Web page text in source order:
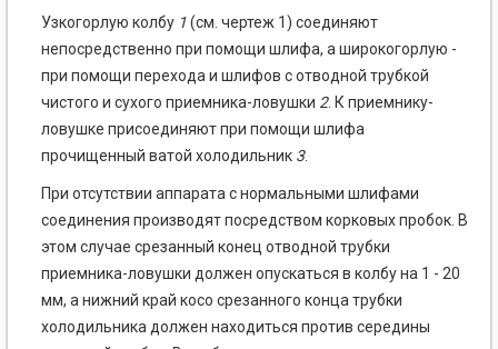
Узкогорлую колбу 1(см. чертеж 1) соединяют
непосредственно при помощи шлифа, а широкогорлую -
при помощи перехода и шлифов с отводной трубкой
чистого и сухого приемника-ловушки 2. К приемнику-
ловушке присоединяют при помощи шлифа
прочищенный ватой холодильник 3.
При отсутствии аппарата с нормальными шлифами
соединения производят посредством корковых пробок. В
этом случае срезанный конец отводной трубки
приемника-ловушки должен опускаться в колбу на 1 - 20
мм, а нижний край косо срезанного конца трубки
холодильника должен находиться против середины